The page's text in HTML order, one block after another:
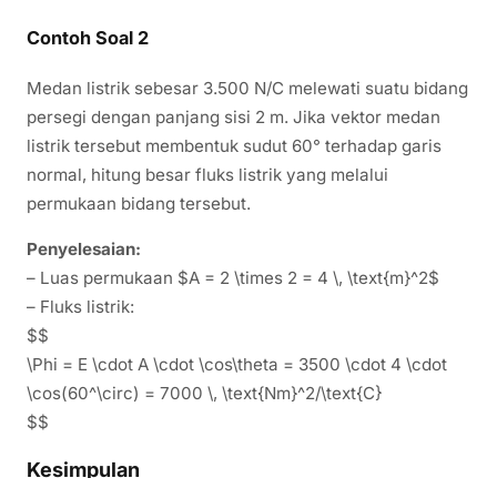
Contoh Soal 2
Medan listrik sebesar 3.500 N/C melewati suatu bidang
persegi dengan panjang sisi 2 m. Jika vektor medan
listrik tersebut membentuk sudut 60° terhadap garis
normal, hitung besar fluks listrik yang melalui
permukaan bidang tersebut.
Penyelesaian:
– Luas permukaan $A = 2 \times 2 = 4 \, \text{m}^2$
– Fluks listrik:
$$
\Phi = E \cdot A \cdot \cos\theta = 3500 \cdot 4 \cdot
\cos(60^\circ) = 7000 \, \text{Nm}^2/\text{C}
$$
Kesimpulan